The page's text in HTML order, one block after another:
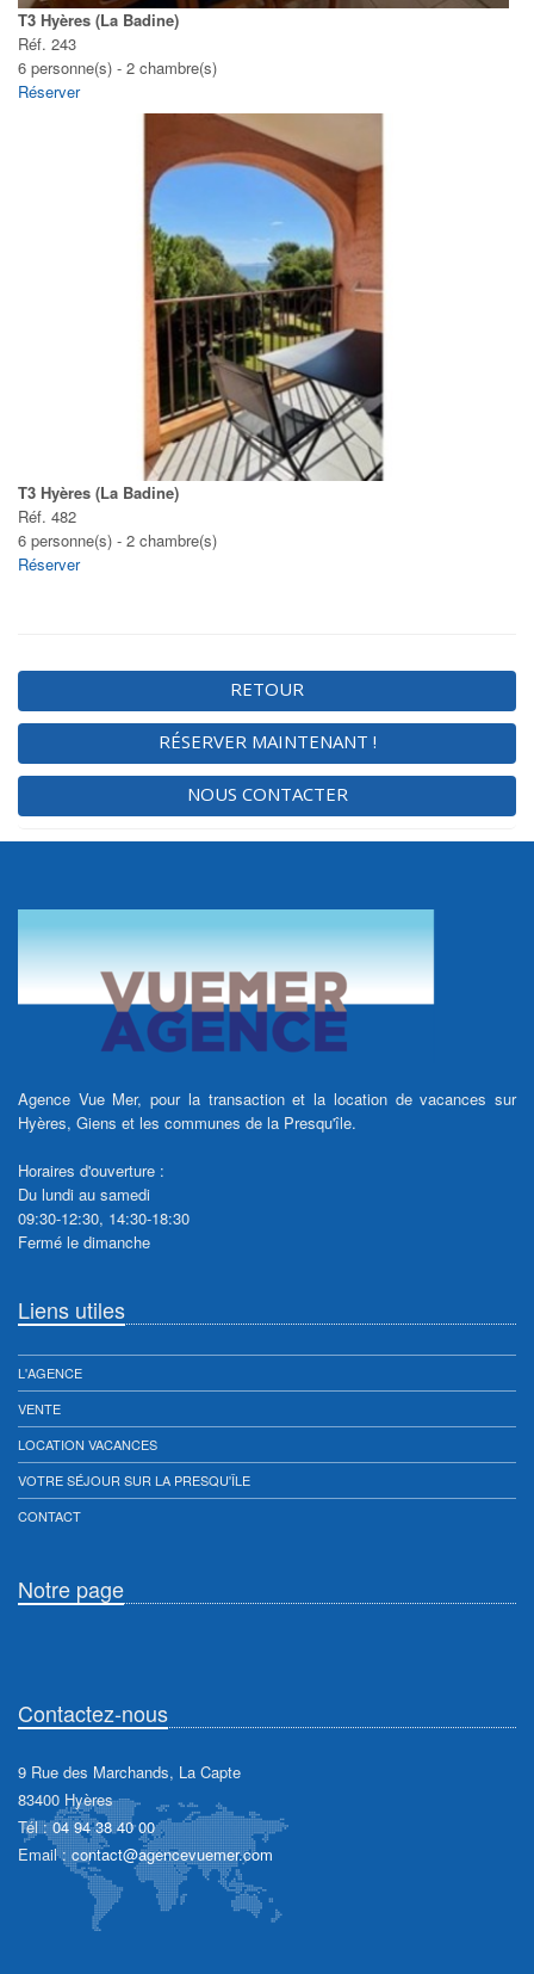
T3 Hyères (La Badine)
Réf. 243
6 personne(s) - 2 chambre(s)
Réserver
T3 Hyères (La Badine)
Réf. 482
6 personne(s) - 2 chambre(s)
Réserver
RETOUR
RÉSERVER MAINTENANT !
NOUS CONTACTER
Agence Vue Mer, pour la transaction et la location de vacances sur
Hyères, Giens et les communes de la Presqu'île.
Horaires d'ouverture :
Du lundi au samedi
09:30-12:30, 14:30-18:30
Fermé le dimanche
Liens utiles
L'AGENCE
VENTE
LOCATION VACANCES
VOTRE SÉJOUR SUR LA PRESQU'ÎLE
CONTACT
Notre page
Contactez-nous
9 Rue des Marchands, La Capte
83400 Hyères
Tél :04 94 38 40 00
Email :contact@agencevuemer.com